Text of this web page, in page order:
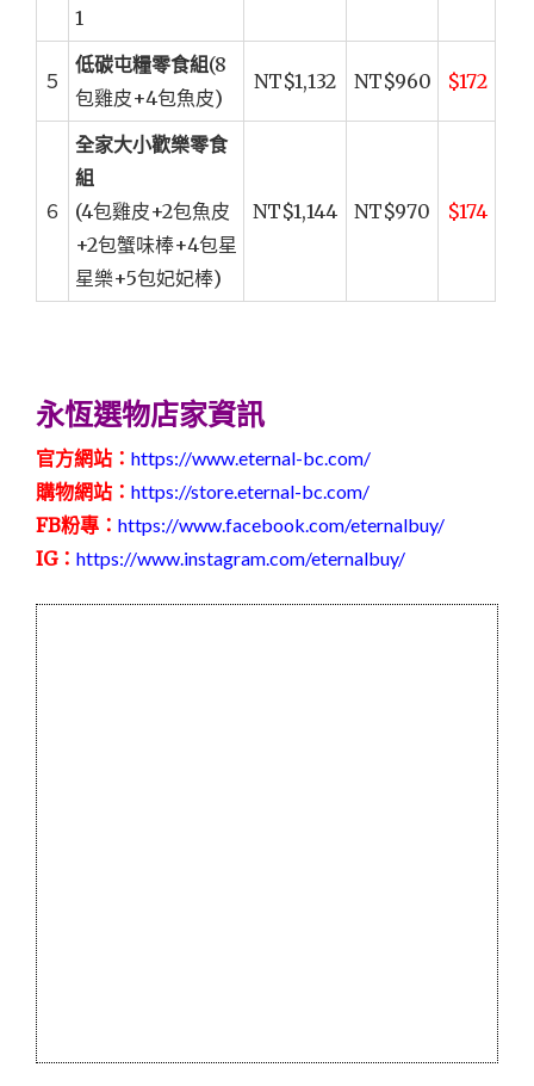
1
５
低碳屯糧零食組(8
包雞皮+4包魚皮)
NT$1,132 NT$960 $172
６
全家大小歡樂零食
組
(4包雞皮+2包魚皮
+2包蟹味棒+4包星
星樂+5包妃妃棒)
NT$1,144 NT$970 $174
永恆選物店家資訊
官方網站： https://www.eternal-bc.com/
購物網站： https://store.eternal-bc.com/
FB粉專： https://www.facebook.com/eternalbuy/
IG： https://www.instagram.com/eternalbuy/